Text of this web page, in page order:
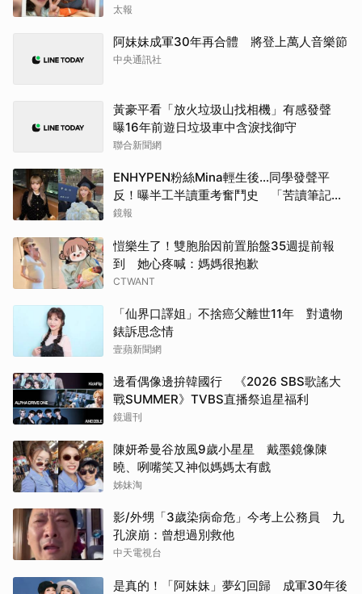
太報
阿妹妹成軍30年再合體 將登上萬人音樂節
中央通訊社
黃豪平看「放火垃圾山找相機」有感發聲
曝16年前遊日垃圾車中含淚找御守
聯合新聞網
ENHYPEN粉絲Mina輕生後…同學發聲平
反！曝半工半讀重考奮鬥史 「苦讀筆記」
曝光惹鼻酸
鏡報
愷樂生了！雙胞胎因前置胎盤35週提前報
到 她心疼喊：媽媽很抱歉
CTWANT
「仙界口譯姐」不捨癌父離世11年 對遺物
錶訴思念情
壹蘋新聞網
邊看偶像邊拚韓國行 《2026 SBS歌謠大
戰SUMMER》TVBS直播祭追星福利
鏡週刊
陳妍希曼谷放風9歲小星星 戴墨鏡像陳
曉、咧嘴笑又神似媽媽太有戲
姊妹淘
影/外甥「3歲染病命危」今考上公務員 九
孔淚崩：曾想過別救他
中天電視台
是真的！「阿妹妹」夢幻回歸 成軍30年後